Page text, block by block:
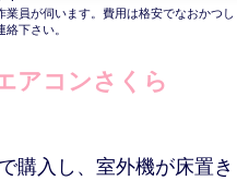
員が伺います。費用は格安でなおかつし
下さい。
アコンさくら
購入し、室外機が床置き